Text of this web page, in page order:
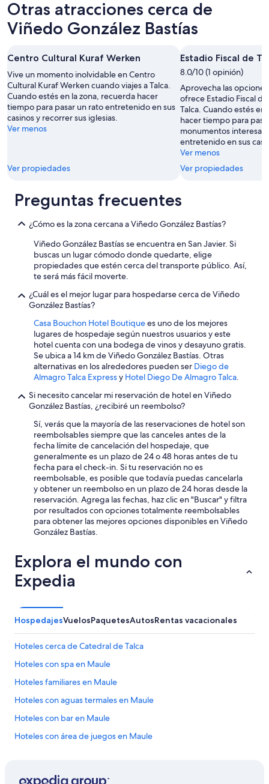
Otras atracciones cerca de
Viñedo González Bastías
Centro Cultural Kuraf Werken
Vive un momento inolvidable en Centro
Cultural Kuraf Werken cuando viajes a Talca.
Cuando estés en la zona, recuerda hacer
tiempo para pasar un rato entretenido en sus
casinos y recorrer sus iglesias.
Ver menos
Ver propiedades
Estadio Fiscal de
8.0/10 (1 opinión)
Aprovecha las
ofrece Estadio Fiscal
Talca. Cuando estés
hacer tiempo para
monumentos
entretenido en sus
Ver menos
Ver propiedades
Preguntas frecuentes
¿Cómo es la zona cercana a Viñedo González Bastías?
Viñedo González Bastías se encuentra en San Javier. Si
buscas un lugar cómodo donde quedarte, elige
propiedades que estén cerca del transporte público. Así,
te será más fácil moverte.
¿Cuál es el mejor lugar para hospedarse cerca de Viñedo
González Bastías?
Casa Bouchon Hotel Boutiquees uno de los mejores
lugares de hospedaje según nuestros usuarios y este
hotel cuenta con una bodega de vinos y desayuno gratis.
Se ubica a 14 km de Viñedo González Bastías. Otras
alternativas en los alrededores pueden ser Diego de
Almagro Talca Expressy Hotel Diego De Almagro Talca.
Si necesito cancelar mi reservación de hotel en Viñedo
González Bastías, ¿recibiré un reembolso?
Sí, verás que la mayoría de las reservaciones de hotel son
reembolsables siempre que las canceles antes de la
fecha límite de cancelación del hospedaje, que
generalmente es un plazo de 24 o 48 horas antes de tu
fecha para el check-in. Si tu reservación no es
reembolsable, es posible que todavía puedas cancelarla
y obtener un reembolso en un plazo de 24 horas desde la
reservación. Agrega las fechas, haz clic en "Buscar" y filtra
por resultados con opciones totalmente reembolsables
para obtener las mejores opciones disponibles en Viñedo
González Bastías.
Explora el mundo con
Expedia
HospedajesVuelosPaquetesAutosRentas vacacionales
Hoteles cerca de Catedral de Talca
Hoteles con spa en Maule
Hoteles familiares en Maule
Hoteles con aguas termales en Maule
Hoteles con bar en Maule
Hoteles con área de juegos en Maule